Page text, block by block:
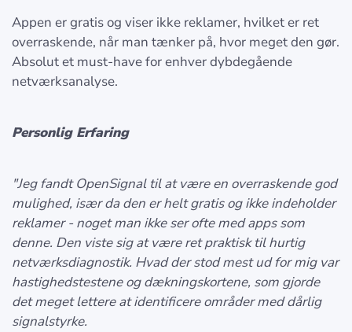
Appen er gratis og viser ikke reklamer, hvilket er ret
overraskende, når man tænker på, hvor meget den gør.
Absolut et must-have for enhver dybdegående
netværksanalyse.
Personlig Erfaring
"Jeg fandt OpenSignal til at være en overraskende god
mulighed, især da den er helt gratis og ikke indeholder
reklamer - noget man ikke ser ofte med apps som
denne. Den viste sig at være ret praktisk til hurtig
netværksdiagnostik. Hvad der stod mest ud for mig var
hastighedstestene og dækningskortene, som gjorde
det meget lettere at identificere områder med dårlig
signalstyrke.